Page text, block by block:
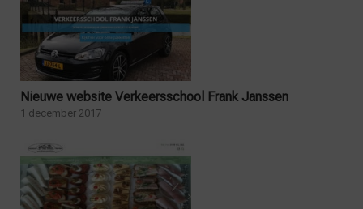
Nieuwe website Verkeersschool Frank Janssen
1 december 2017